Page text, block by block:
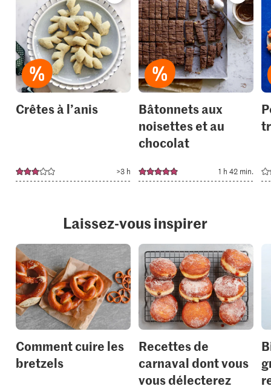
recipe
or
add
it
your
collections.
Crêtes à l’anis
>3 h
recipe
or
add
it
to
your
Bâtonnets aux
noisettes et au
chocolat
1 h 42 min.
Laissez-vous inspirer
Comment cuire les
bretzels
Recettes de
carnaval dont vous
vous délecterez